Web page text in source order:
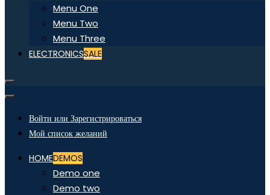
Menu One
Menu Two
Menu Three
ELECTRONICSSALE
Войти или Зарегистрироваться
Мой список желаний
HOMEDEMOS
Demo one
Demo two